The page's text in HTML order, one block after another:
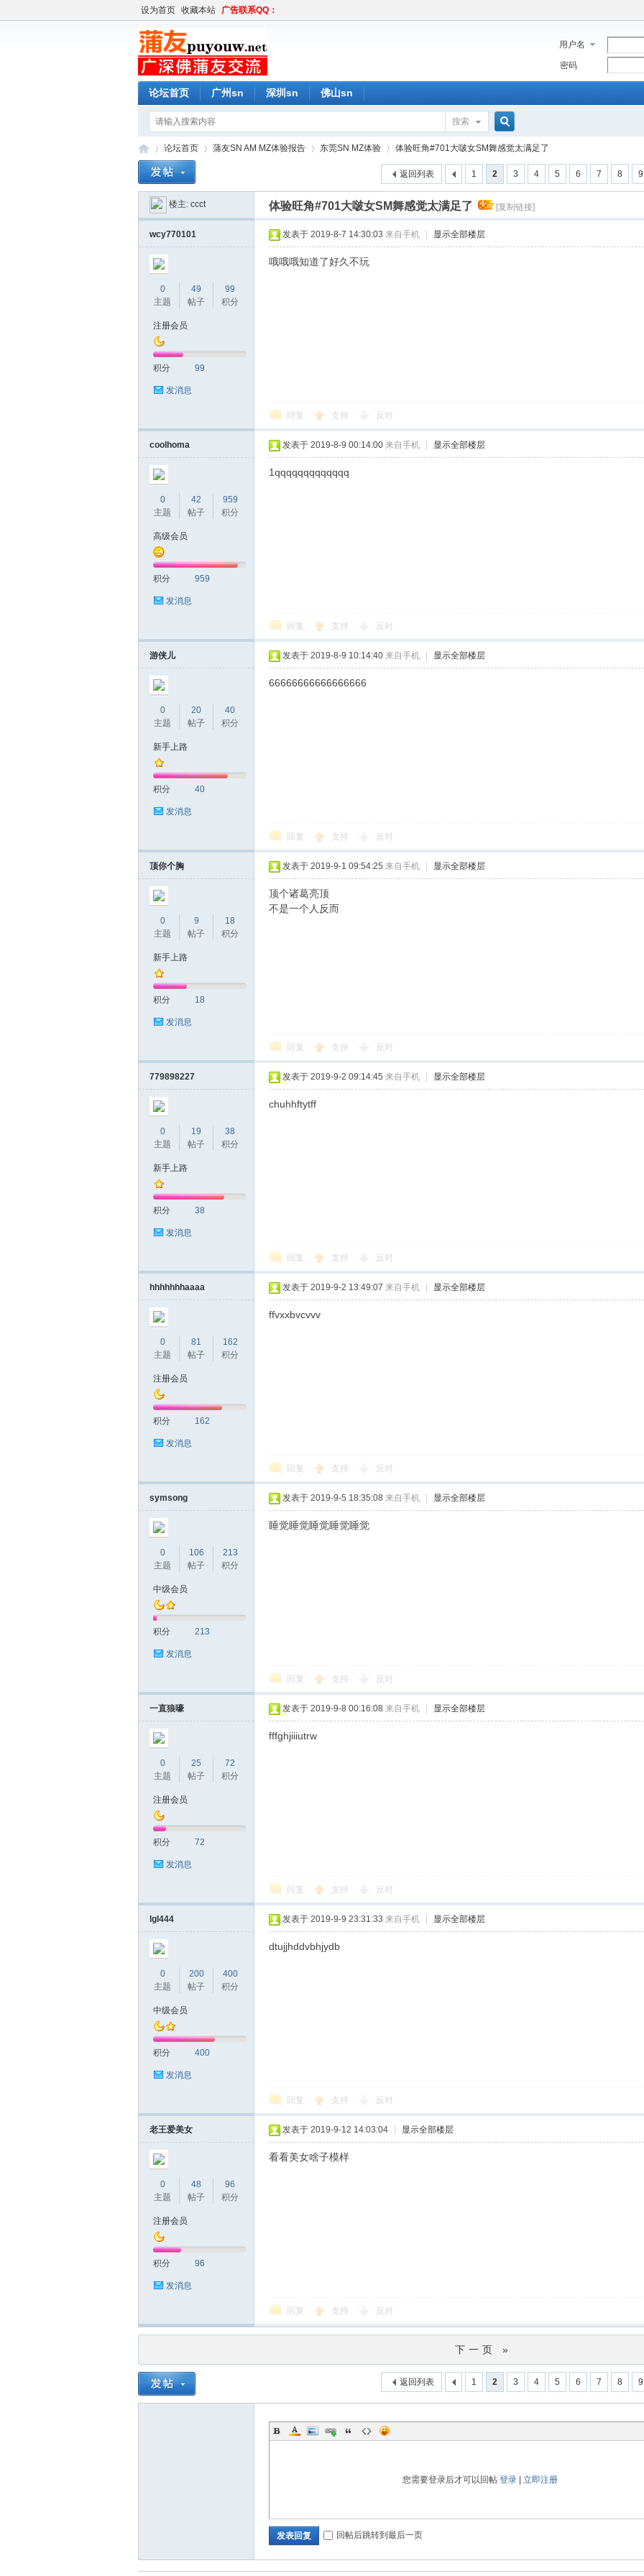
设为首页 收藏本站 广告联系QQ：
用户名
密码
论坛首页 广州sn 深圳sn 佛山sn
搜索
搜
索
论
圳
品
»
论坛首页
›
蒲友SN AM MZ体验报告
›
东莞SN MZ体验
›
体验旺角#701大啵女SM舞感觉太满足了
1 2 3 4 5 6 7 8 9
返回列表
楼主: ccct 体验旺角#701大啵女SM舞感觉太满足了 [复制链接]
wcy770101
0
主题
49
帖子
99
积分
注册会员
积分 99
发消息
发表于 2019-8-7 14:30:03 来自手机 显示全部楼层
哦哦哦知道了好久不玩
回复 支持 反对
coolhoma
0
主题
42
帖子
959
积分
高级会员
积分 959
发消息
发表于 2019-8-9 00:14:00 来自手机 显示全部楼层
1qqqqqqqqqqqqq
回复 支持 反对
游侠儿
0
主题
20
帖子
40
积分
新手上路
积分 40
发消息
发表于 2019-8-9 10:14:40 来自手机 显示全部楼层
66666666666666666
回复 支持 反对
顶你个胸
0
主题
9
帖子
18
积分
新手上路
积分 18
发消息
发表于 2019-9-1 09:54:25 来自手机 显示全部楼层
顶个诸葛亮顶
不是一个人反而
回复 支持 反对
779898227
0
主题
19
帖子
38
积分
新手上路
积分 38
发消息
发表于 2019-9-2 09:14:45 来自手机 显示全部楼层
chuhhftytff
回复 支持 反对
hhhhhhhaaaa
0
主题
81
帖子
162
积分
注册会员
积分 162
发消息
发表于 2019-9-2 13:49:07 来自手机 显示全部楼层
ffvxxbvcvvv
回复 支持 反对
symsong
0
主题
106
帖子
213
积分
中级会员
积分 213
发消息
发表于 2019-9-5 18:35:08 来自手机 显示全部楼层
睡觉睡觉睡觉睡觉睡觉
回复 支持 反对
一直狼嚎
0
主题
25
帖子
72
积分
注册会员
积分 72
发消息
发表于 2019-9-8 00:16:08 来自手机 显示全部楼层
fffghjiiiutrw
回复 支持 反对
lgl444
0
主题
200
帖子
400
积分
中级会员
积分 400
发消息
发表于 2019-9-9 23:31:33 来自手机 显示全部楼层
dtujjhddvbhjydb
回复 支持 反对
老王爱美女
0
主题
48
帖子
96
积分
注册会员
积分 96
发消息
发表于 2019-9-12 14:03:04 显示全部楼层
看看美女啥子模样
回复 支持 反对
下一页 »
1 2 3 4 5 6 7 8 9
返回列表
您需要登录后才可以回帖 登录| 立即注册
发表回复 回帖后跳转到最后一页